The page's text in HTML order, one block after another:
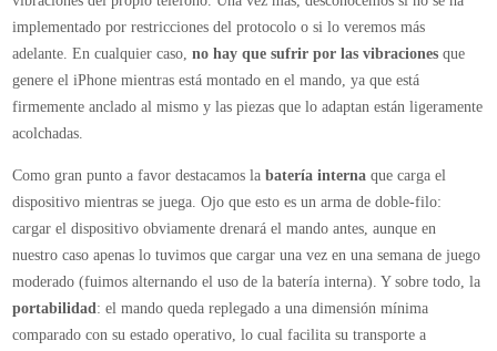
Como gran punto a favor destacamos labatería internaque carga el
dispositivo mientras se juega. Ojo que esto es un arma de doble-filo:
cargar el dispositivo obviamente drenará el mando antes, aunque en
nuestro caso apenas lo tuvimos que cargar una vez en una semana de juego
moderado (fuimos alternando el uso de la batería interna). Y sobre todo, la
comparado con su estado operativo, lo cual facilita su transporte a
cualquier parte. Eso sí, olvídate de cargar el mando, el móvil y jugar de
manera simultánea ya que tanto no le podemos pedir.
Los controladores de juegos para smartphones, ya sea el MOGA u otro
como el Logitech PowerShell, representan uninvitado incómodo
mercado de las consolas portátiles que ya de por sí no goza de la salud que